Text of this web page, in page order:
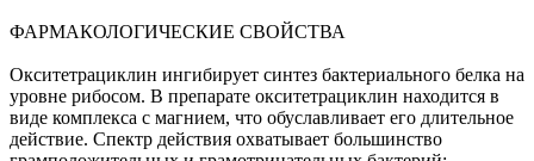
ФАРМАКОЛОГИЧЕСКИЕ СВОЙСТВА
Окситетрациклин ингибирует синтез бактериального белка на
уровне рибосом. В препарате окситетрациклин находится в
виде комплекса с магнием, что обуславливает его длительное
действие. Спектр действия охватывает большинство